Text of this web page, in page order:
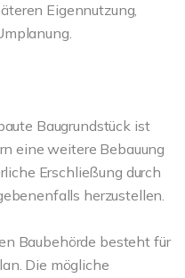
Eigennutzung,
Baugrundstück ist
eine weitere Bebauung
Erschließung durch
herzustellen.
Baubehörde besteht für
Die mögliche